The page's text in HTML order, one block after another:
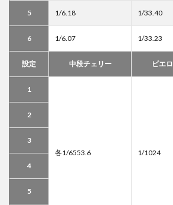
5 1/6.18 1/33.40
6 1/6.07 1/33.23
設定 中段チェリー ピエロ
1
各1/6553.6 1/1024
2
3
4
5